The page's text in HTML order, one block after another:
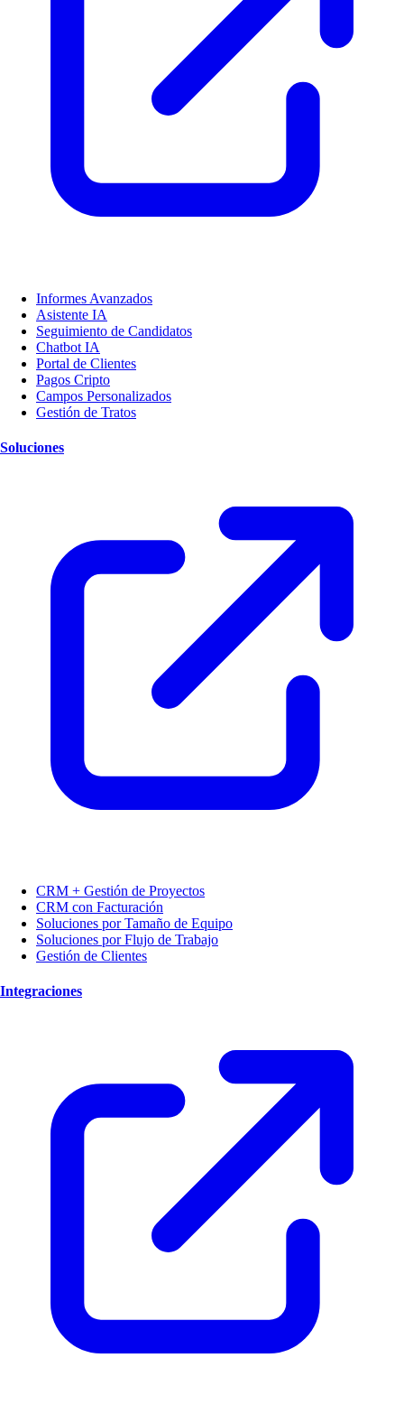
Informes Avanzados
Asistente IA
Seguimiento de Candidatos
Chatbot IA
Portal de Clientes
Pagos Cripto
Campos Personalizados
Gestión de Tratos
Soluciones
CRM + Gestión de Proyectos
CRM con Facturación
Soluciones por Tamaño de Equipo
Soluciones por Flujo de Trabajo
Gestión de Clientes
Integraciones